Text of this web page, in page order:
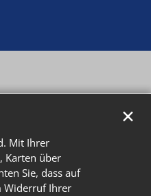
Mit Ihrer
Karten über
Sie, dass auf
Widerruf Ihrer
✕